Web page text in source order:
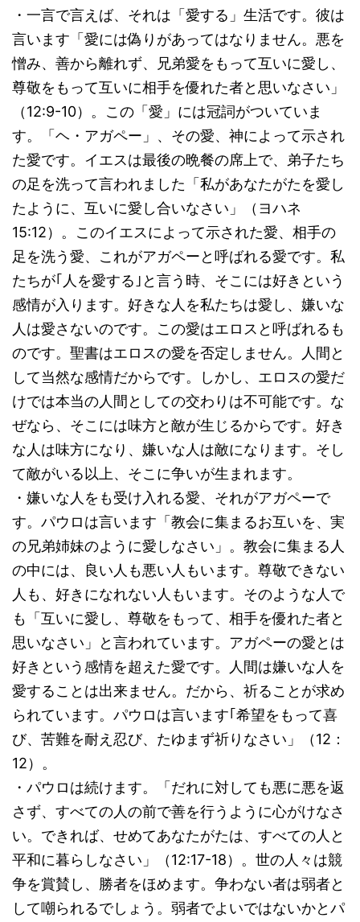
・一言で言えば、それは「愛する」生活です。彼は
言います「愛には偽りがあってはなりません。悪を
憎み、善から離れず、兄弟愛をもって互いに愛し、
尊敬をもって互いに相手を優れた者と思いなさい」
（12:9-10）。この「愛」には冠詞がついていま
す。「ヘ・アガペー」、その愛、神によって示され
た愛です。イエスは最後の晩餐の席上で、弟子たち
の足を洗って言われました「私があなたがたを愛し
たように、互いに愛し合いなさい」（ヨハネ
15:12）。このイエスによって示された愛、相手の
足を洗う愛、これがアガペーと呼ばれる愛です。私
たちが｢人を愛する｣と言う時、そこには好きという
感情が入ります。好きな人を私たちは愛し、嫌いな
人は愛さないのです。この愛はエロスと呼ばれるも
のです。聖書はエロスの愛を否定しません。人間と
して当然な感情だからです。しかし、エロスの愛だ
けでは本当の人間としての交わりは不可能です。な
ぜなら、そこには味方と敵が生じるからです。好き
な人は味方になり、嫌いな人は敵になります。そし
て敵がいる以上、そこに争いが生まれます。
・嫌いな人をも受け入れる愛、それがアガペーで
す。パウロは言います「教会に集まるお互いを、実
の兄弟姉妹のように愛しなさい」。教会に集まる人
の中には、良い人も悪い人もいます。尊敬できない
人も、好きになれない人もいます。そのような人で
も「互いに愛し、尊敬をもって、相手を優れた者と
思いなさい」と言われています。アガペーの愛とは
好きという感情を超えた愛です。人間は嫌いな人を
愛することは出来ません。だから、祈ることが求め
られています。パウロは言います｢希望をもって喜
び、苦難を耐え忍び、たゆまず祈りなさい」（12：
12）。
・パウロは続けます。「だれに対しても悪に悪を返
さず、すべての人の前で善を行うように心がけなさ
い。できれば、せめてあなたがたは、すべての人と
平和に暮らしなさい」（12:17-18）。世の人々は競
争を賞賛し、勝者をほめます。争わない者は弱者と
して嘲られるでしょう。弱者でよいではないかとパ